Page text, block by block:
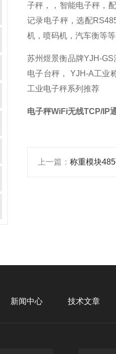
子秤，，智能电子秤，
记录电子秤，选配
机，喷码机，汽车衡等
苏州煜景衡品牌YJH-
电子台秤， YJH-A工业
工业电子秤系列推荐
电子秤WiFi无线TCP/IP
上一篇： 称重模块
新闻中心 技术文章